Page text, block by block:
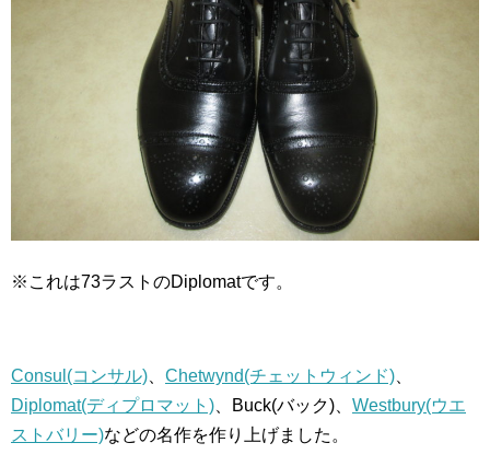
※これは73ラストのDiplomatです。
Consul(コンサル) Chetwynd(チェットウィンド)
Diplomat(ディプロマット) 、Buck(バック)、 Westbury(ウエ
ストバリー)などの名作を作り上げました。